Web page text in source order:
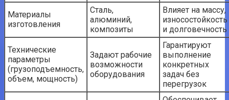
Материалы
изготовления
Сталь,
алюминий,
композиты
Влияет на массу,
износостойкость
и долговечность
Технические
параметры
(грузоподъемность,
объем, мощность)
Задают рабочие
возможности
оборудования
Гарантируют
выполнение
конкретных
задач без
перегрузок